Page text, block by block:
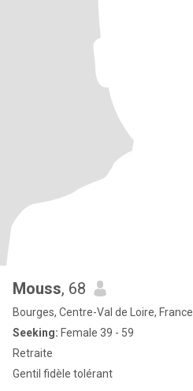
Mouss, 68
Bourges, Centre-Val de Loire, France
Seeking: Female 39 - 59
Retraite
Gentil fidèle tolérant